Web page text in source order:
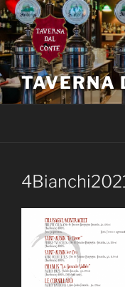
Salta
al
contenuto
TAVERNA